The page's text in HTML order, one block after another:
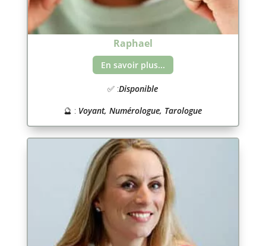
Raphael
En savoir plus...
✅ :Disponible
🔮 : Voyant, Numérologue, Tarologue